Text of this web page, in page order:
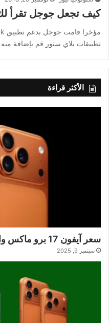
كيف تجعل جوجل تقرأ لك
تطبيقات بلاي ستور قم بإضافة
الأكثر قراءة
سعر آيفون 17 برو ماكس والمواصفات الرسمية
سبتمبر 9, 2025